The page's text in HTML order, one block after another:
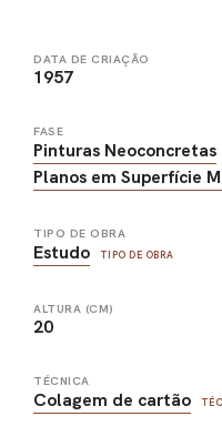
DATA DE CRIAÇÃO
1957
FASE
Pinturas Neoconcretas
Planos em Superfície
TIPO DE OBRA
Estudo TIPO DE OBRA
ALTURA (CM)
20
TÉCNICA
Colagem de cartão